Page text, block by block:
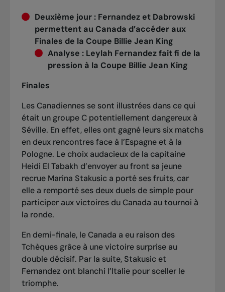
Deuxième jour : Fernandez et Dabrowski
permettent au Canada d’accéder aux
Finales de la Coupe Billie Jean King
Analyse : Leylah Fernandez fait fi de la
pression à la Coupe Billie Jean King
Finales
Les Canadiennes se sont illustrées dans ce qui
était un groupe C potentiellement dangereux à
Séville. En effet, elles ont gagné leurs six matchs
en deux rencontres face à l’Espagne et à la
Pologne. Le choix audacieux de la capitaine
Heidi El Tabakh d’envoyer au front sa jeune
recrue Marina Stakusic a porté ses fruits, car
elle a remporté ses deux duels de simple pour
participer aux victoires du Canada au tournoi à
la ronde.
En demi-finale, le Canada a eu raison des
Tchèques grâce à une victoire surprise au
double décisif. Par la suite, Stakusic et
Fernandez ont blanchi l’Italie pour sceller le
triomphe.